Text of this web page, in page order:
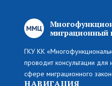
миграционный
ГКУ КК
проводит консультации для
сфере миграционного
НАВИГАЦИЯ